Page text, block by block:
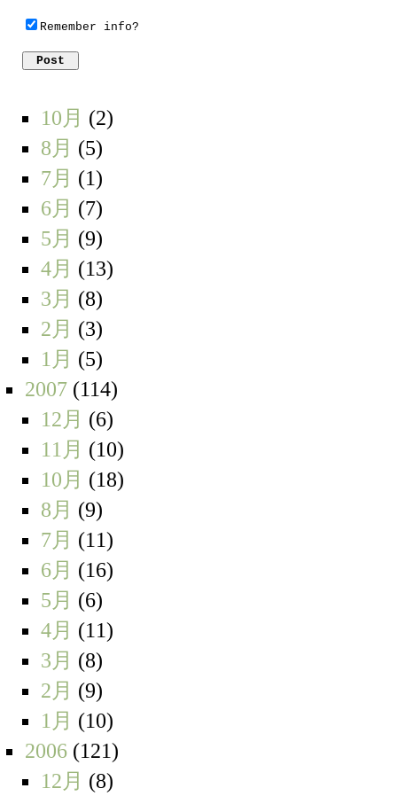
Remember info?
10月 (2)
8月 (5)
7月 (1)
6月 (7)
5月 (9)
4月 (13)
3月 (8)
2月 (3)
1月 (5)
2007 (114)
12月 (6)
11月 (10)
10月 (18)
8月 (9)
7月 (11)
6月 (16)
5月 (6)
4月 (11)
3月 (8)
2月 (9)
1月 (10)
2006 (121)
12月 (8)